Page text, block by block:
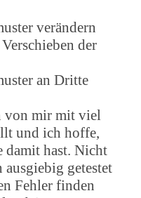
verändern
der
an Dritte
von mir mit viel
und ich hoffe,
damit hast. Nicht
getestet
Fehler finden